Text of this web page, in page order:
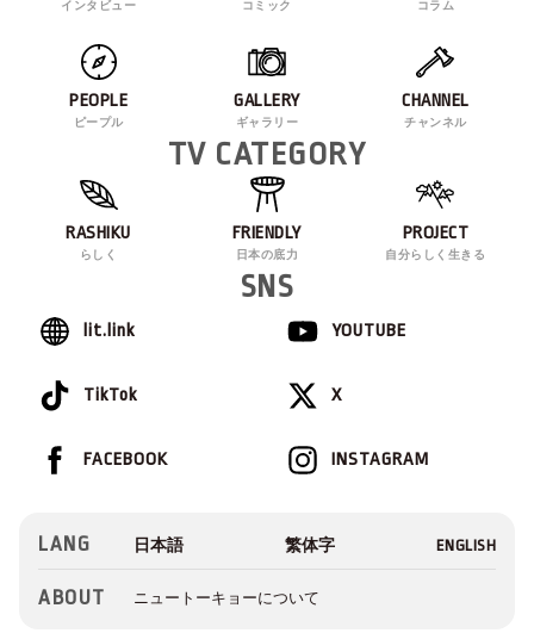
インタビュー コミック コラム
PEOPLE
ピープル
GALLERY
ギャラリー
CHANNEL
チャンネル
TV CATEGORY
RASHIKU
らしく
FRIENDLY
日本の底力
PROJECT
自分らしく生きる
SNS
lit.link YOUTUBE
TikTok X
INSTAGRAM
FACEBOOK
LANG
ABOUT ニュートーキョーについて